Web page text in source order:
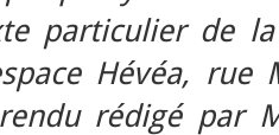
particulier de
Hévéa, rue
rédigé par